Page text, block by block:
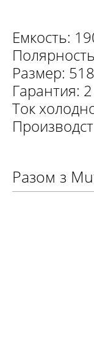
Емкость:
Размер:
Гарантия:
Ток
Разом з